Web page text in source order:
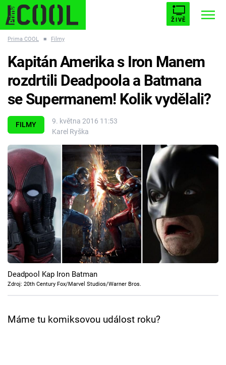
ŽIVĚ
ESCAPE PLNEJ KOTEL AVENGERS 5
Témata
Filmy
Seriály
Hry
Cool Esport
Pořady
TV Program
Prima COOL ■ Filmy
FILMY
9. května 2016 11:53
Karel Ryška
Kapitán Amerika s Iron Manem
rozdrtili Deadpoola a Batmana
se Supermanem! Kolik vydělali?
Deadpool Kap Iron Batman
Zdroj: 20th Century Fox/Marvel Studios/Warner Bros.
Máme tu komiksovou událost roku?